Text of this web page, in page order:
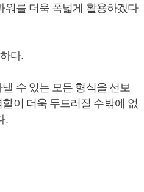
워를 더욱 폭넓게 활용하겠다
다.
수 있는 모든 형식을 선보
이 더욱 두드러질 수밖에 없
.